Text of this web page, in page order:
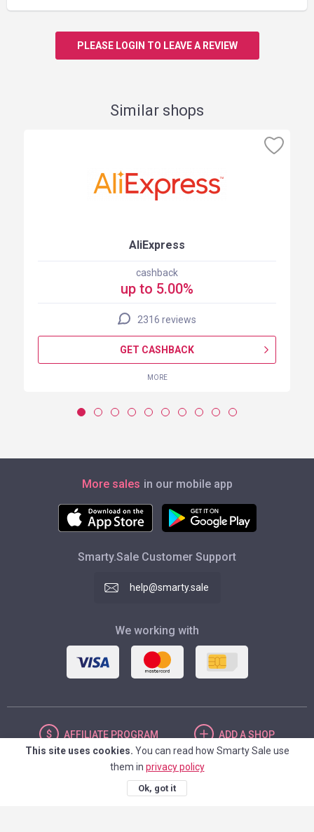
PLEASE LOGIN TO LEAVE A REVIEW
Similar shops
AliExpress
cashback
up to 5.00%
2316 reviews
GET CASHBACK
MORE
More sales in our mobile app
Smarty.Sale Customer Support
help@smarty.sale
We working with
AFFILIATE PROGRAM ADDA SHOP
UNITED STATES
This site uses cookies. You can read how Smarty Sale use
them in privacy policy
Ok, got it